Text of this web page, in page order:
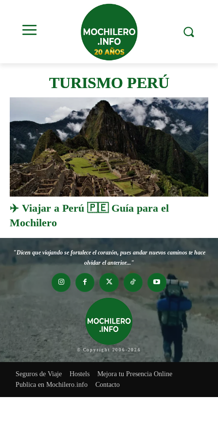
TURISMO PERÚ
✈️ Viajar a Perú 🇵🇪 Guía para el
Mochilero
"Dicen que viajando se fortalece el corazón, pues andar nuevos caminos te hace
olvidar el anterior..."
© Copyright 2006-2026
Seguros de Viaje Hostels
Mejora tu Presencia Online
Publica en Mochilero.info
Contacto